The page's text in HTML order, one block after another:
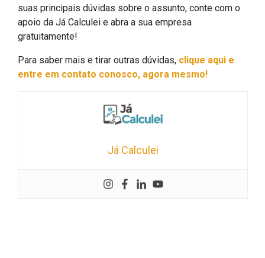
suas principais dúvidas sobre o assunto, conte com o
apoio da Já Calculei e abra a sua empresa
gratuitamente!
Para saber mais e tirar outras dúvidas, clique aqui e
entre em contato conosco, agora mesmo!
Já Calculei